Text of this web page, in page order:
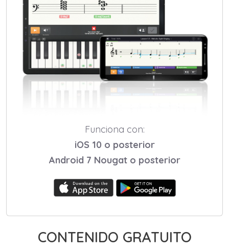
Funciona con:
iOS 10 o posterior
Android 7 Nougat o posterior
CONTENIDO GRATUITO